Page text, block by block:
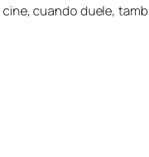
cine, cuando duele,